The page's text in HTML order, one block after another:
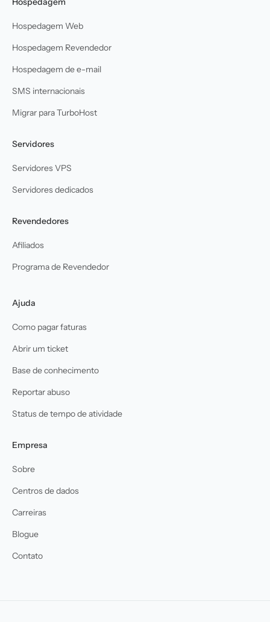
Hospedagem Web
Hospedagem Revendedor
Hospedagem de e-mail
SMS internacionais
Migrar para TurboHost
Servidores
Servidores VPS
Servidores dedicados
Revendedores
Afiliados
Programa de Revendedor
Ajuda
Como pagar faturas
Abrir um ticket
Base de conhecimento
Reportar abuso
Status de tempo de atividade
Empresa
Sobre
Centros de dados
Carreiras
Blogue
Contato